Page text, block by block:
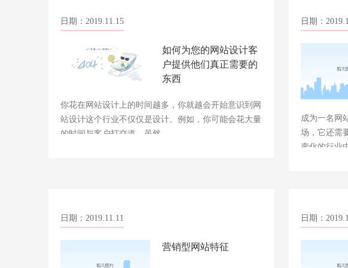
日期：2019.11.15
如何为您的网站设计客
户提供他们真正需要的
东西
你花在网站设计上的时间越多，你就越会开始意识到网
站设计这个行业不仅仅是设计。例如，你可能会花大量
的时间与客户打交道，虽然……
日期：
成为一名网
场，它还需
变化的行业
日期：2019.11.11
营销型网站特征
日期：